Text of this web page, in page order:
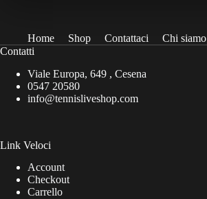
Home Shop Contattaci
Chi siamo
Contatti
Viale Europa, 649 , Cesena
0547 20580
info@tennisliveshop.com
Link Veloci
Account
Checkout
Carrello